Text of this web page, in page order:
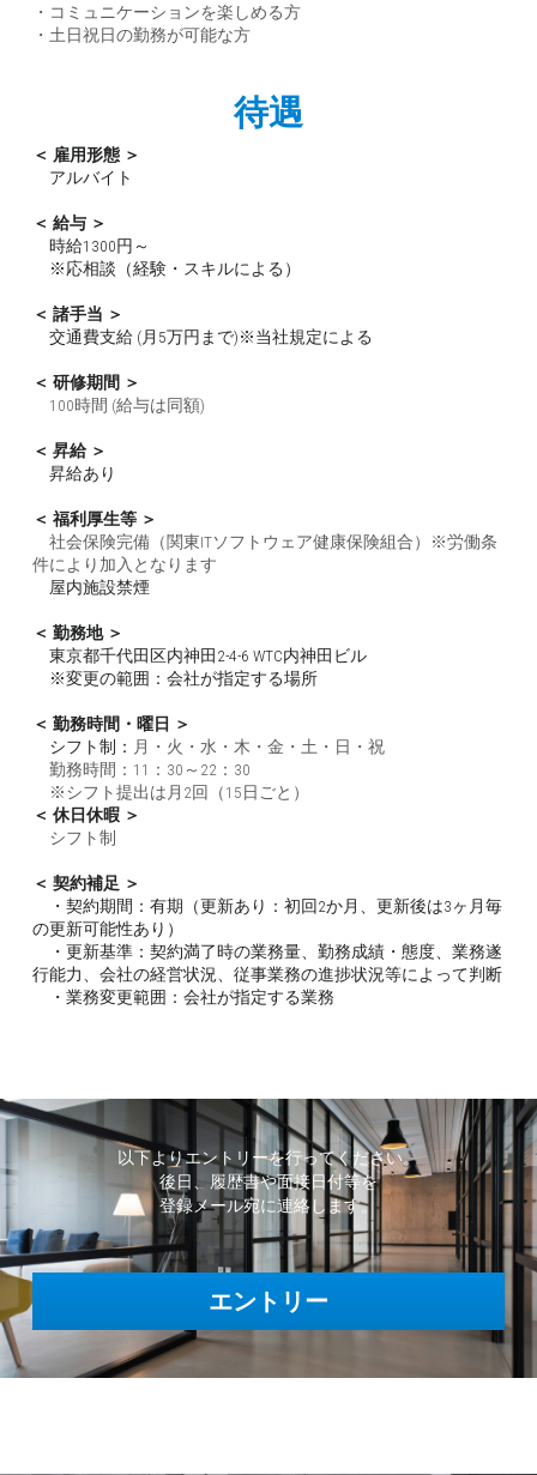
・コミュニケーションを楽しめる方
・土日祝日の勤務が可能な方
待遇
＜ 雇用形態 ＞
アルバイト
＜ 給与 ＞
時給1300円～
※応相談（経験・スキルによる）
＜ 諸手当 ＞
交通費支給 (月5万円まで)※当社規定による
＜ 研修期間 ＞
100時間 (給与は同額)
＜ 昇給 ＞
昇給あり
＜ 福利厚生等 ＞
社会保険完備（関東ITソフトウェア健康保険組合）※労働条
件により加入となります
屋内施設禁煙
＜ 勤務地 ＞
東京都千代田区内神田2-4-6 WTC内神田ビル
※変更の範囲：会社が指定する場所
＜ 勤務時間・曜日 ＞
シフト制： 月・火・水・木・金・土・日・祝
勤務時間：11：30～22：30
※シフト提出は月2回（15日ごと）
＜ 休日休暇 ＞
シフト制
＜ 契約補足 ＞
・契約期間：有期（更新あり：初回2か月、更新後は3ヶ月毎
の更新可能性あり）
・更新基準：契約満了時の業務量、勤務成績・態度、業務遂
行能力、会社の経営状況、従事業務の進捗状況等によって判断
・業務変更範囲：会社が指定する業務
以下よりエントリーを行ってください。
後日、履歴書や面接日付等を
登録メール宛に連絡します。
エントリー